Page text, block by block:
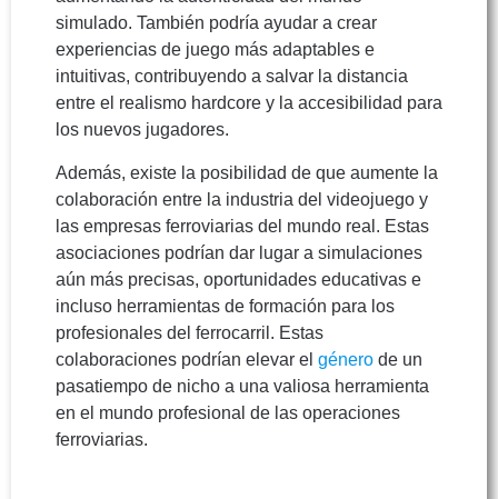
simulado. También podría ayudar a crear
experiencias de juego más adaptables e
intuitivas, contribuyendo a salvar la distancia
entre el realismo hardcore y la accesibilidad para
los nuevos jugadores.
Además, existe la posibilidad de que aumente la
colaboración entre la industria del videojuego y
las empresas ferroviarias del mundo real. Estas
asociaciones podrían dar lugar a simulaciones
aún más precisas, oportunidades educativas e
incluso herramientas de formación para los
profesionales del ferrocarril. Estas
colaboraciones podrían elevar el género de un
pasatiempo de nicho a una valiosa herramienta
en el mundo profesional de las operaciones
ferroviarias.